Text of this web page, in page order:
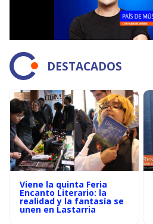
DESTACADOS
Viene la quinta Feria
Encanto Literario: la
realidad y la fantasía se
unen en Lastarria